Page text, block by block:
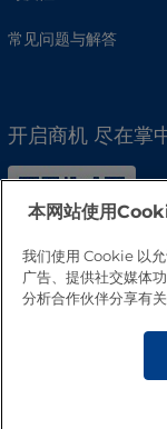
常见问题与解答
开启商机 尽在掌
本网站使用
我们使用 Cookie 以
广告、提供社交媒体
分析合作伙伴分享有